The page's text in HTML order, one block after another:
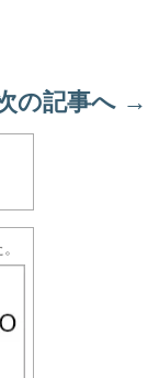
の記事へ →